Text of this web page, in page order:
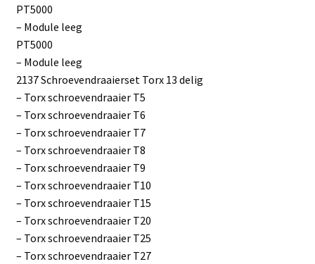
PT5000
– Module leeg
PT5000
– Module leeg
2137 Schroevendraaierset Torx 13 delig
– Torx schroevendraaier T5
– Torx schroevendraaier T6
– Torx schroevendraaier T7
– Torx schroevendraaier T8
– Torx schroevendraaier T9
– Torx schroevendraaier T10
– Torx schroevendraaier T15
– Torx schroevendraaier T20
– Torx schroevendraaier T25
– Torx schroevendraaier T27